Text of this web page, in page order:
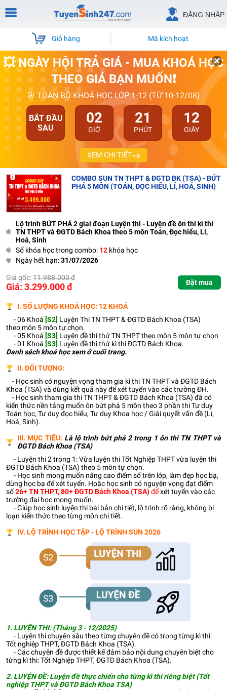
ĐĂNG NHẬP
Giỏ hàng Mã kích hoạt
💥 NGÀY HỘI TRẢ GIÁ - MUA KHOÁ HỌC
THEO GIÁ BẠN MUỐN❗
🎯 TOÀN BỘ KHOÁ HỌC LỚP 1-12 (TỪ 10-12/08)
BẮT ĐẦU
SAU
02
GIỜ
21
PHÚT
12
GIÂY
XEM CHI TIẾT
COMBO SUN TN THPT & ĐGTD BK (TSA) - BỨT
PHÁ 5 MÔN (TOÁN, ĐỌC HIỂU, LÍ, HOÁ, SINH)
Lộ trình BỨT PHÁ 2 giai đoạn Luyện thi - Luyện đề ôn thi kì thi
TN THPT và ĐGTD Bách Khoa theo 5 môn Toán, Đọc hiểu, Lí,
Hoá, Sinh
Số khóa học trong combo: 12 khóa học
Ngày hết hạn:31/07/2026
Giá gốc:11.988.000 đ
Giá: 3.299.000 đ Đặt mua
I. SỐ LƯỢNG KHOÁ HỌC: 12 KHOÁ
- 06 Khoá [S2] Luyện Thi TN THPT & ĐGTD Bách Khoa (TSA)
theo môn 5 môn tự chọn.
- 05 Khoá [S3] Luyện đề thi thử TN THPT theo môn 5 môn tự chọn
- 01 Khoá [S3] Luyện đề thi thử kì thi ĐGTD Bách Khoa.
Danh sách khoá học xem ở cuối trang.
II. ĐỐI TƯỢNG:
- Học sinh có nguyện vọng tham gia kì thi TN THPT và ĐGTD Bách
Khoa (TSA) và dùng kết quả này để xét tuyển vào các trường ĐH.
- Học sinh tham gia thi TN THPT & ĐGTD Bách Khoa (TSA) đã có
kiến thức nền tảng muốn ôn bứt phá 5 môn theo 3 phần thi Tư duy
Toán học, Tư duy đọc hiểu, Tư duy Khoa học / Giải quyết vấn đề (Lí,
Hoá, Sinh).
III. MỤC TIÊU: Là lộ trình bứt phá 2 trong 1 ôn thi TN THPT và
ĐGTD Bách Khoa (TSA)
- Luyện thi 2 trong 1: Vừa luyện thi Tốt Nghiệp THPT vừa luyện thi
ĐGTD Bách Khoa (TSA) theo 5 môn tự chọn.
- Học sinh mong muốn nâng cao điểm số trên lớp, làm đẹp học bạ,
dùng học bạ để xét tuyển. Hoặc học sinh có nguyện vọng đạt điểm
số26+ TN THPT, 80+ ĐGTD Bách Khoa (TSA)đểxét tuyển vào các
trường đại học mong muốn.
- Giúp học sinh luyện thi bài bản chi tiết, lộ trình rõ ràng, không bị
loạn kiến thức theo từng môn chi tiết.
IV. LỘ TRÌNH HỌC TẬP - LỘ TRÌNH SUN 2026
1. LUYỆN THI: (Tháng 3 - 12/2025)
- Luyện thi chuyên sâu theo từng chuyên đề có trong từng kì thi:
Tốt nghiệp THPT, ĐGTD Bách Khoa (TSA).
- Các chuyên đề được thiết kế đảm bảo nội dung chuyên biệt cho
từng kì thi: Tốt Nghiệp THPT, ĐGTD Bách Khoa (TSA).
2. LUYỆN ĐỀ:Luyện đề thực chiến cho từng kì thi riêng biệt (Tốt
nghiệp THPT và ĐGTD Bách Khoa TSA)